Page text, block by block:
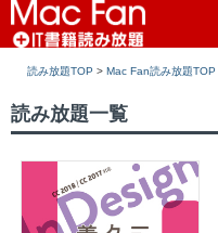
読み放題TOP > Mac Fan読み放題TOP
読み放題一覧